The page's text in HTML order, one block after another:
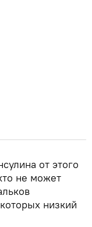
от этого
не может
низкий